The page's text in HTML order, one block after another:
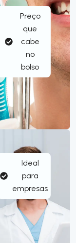
Preço
que
cabe
no
bolso
Ideal
para
empresas